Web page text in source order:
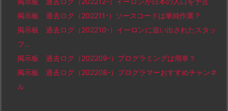
掲示板 過去ログ（202211-）ソースコードは単純作業？
掲示板 過去ログ（202210-）イーロンに追い出されたスタッ
フ…
掲示板 過去ログ（202209-）プログラミングは簡単？
掲示板 過去ログ（202208-）プログラマーおすすめチャンネ
ル